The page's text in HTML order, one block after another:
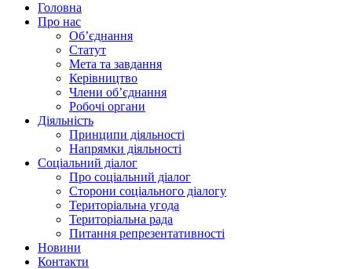
Головна
Про нас
Об’єднання
Статут
Мета та завдання
Керівництво
Члени об’єднання
Робочі органи
Діяльність
Принципи діяльності
Напрямки діяльності
Соціальний діалог
Про соціальний діалог
Сторони соціального діалогу
Територіальна угода
Територіальна рада
Питання репрезентативності
Новини
Контакти